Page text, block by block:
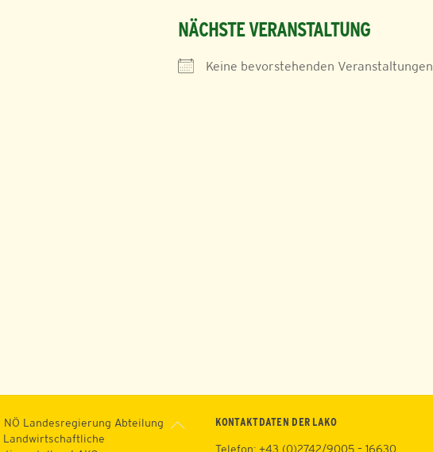
NÄCHSTE VERANSTALTUNG
Keine bevorstehenden Veranstaltungen
Back
NÖ Landesregierung Abteilung
Landwirtschaftliche
KONTAKTDATEN DER LAKO
Telefon: +43 (0)2742/9005 – 16630